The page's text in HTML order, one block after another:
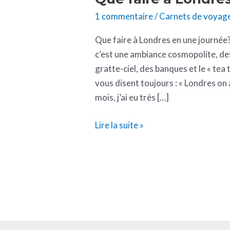
1 commentaire/Carnets de
Que faire à Londres en une
c’est une ambiance cosmopolite,
gratte-ciel, des banques et le « tea
vous disent toujours : « Londres on
mois, j’ai eu très […]
Lire la suite »